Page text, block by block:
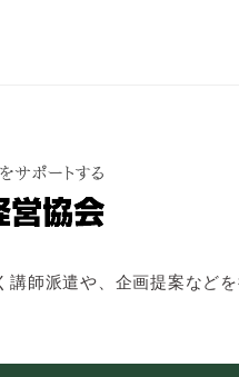
師派遣や、企画提案などを